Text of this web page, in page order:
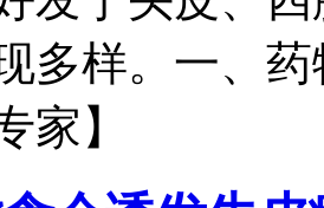
多样。一、
家】